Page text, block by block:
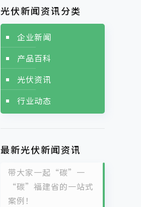
光伏新闻资讯分类
企业新闻
产品百科
光伏资讯
行业动态
最新光伏新闻资讯
带大家一起“碳”一
“碳”福建省的一站式
案例！